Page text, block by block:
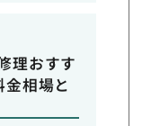
理おすす
相場と